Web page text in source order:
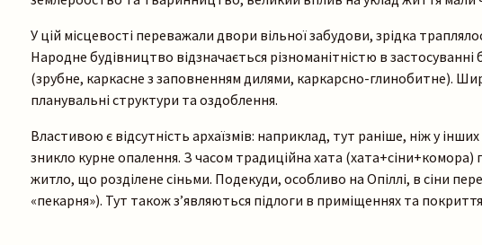
У цій місцевості переважали двори вільної забудови, зрідка
Народне будівництво відзначається різноманітністю в застосуванні
(зрубне, каркасне з заповненням дилями, каркарсно-глинобитне).
планувальні структури та оздоблення.
Властивою є відсутність архаїзмів: наприклад, тут раніше, ніж у інших
зникло курне опалення. З часом традиційна хата
житло, що розділене сіньми. Подекуди, особливо на Опіллі, в сіни
«пекарня»). Тут також з’являються підлоги в приміщеннях та